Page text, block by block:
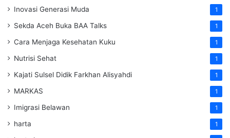
Inovasi Generasi Muda 1
Sekda Aceh Buka BAA Talks 1
Cara Menjaga Kesehatan Kuku 1
Nutrisi Sehat 1
Kajati Sulsel Didik Farkhan Alisyahdi 1
MARKAS 1
Imigrasi Belawan 1
harta 1